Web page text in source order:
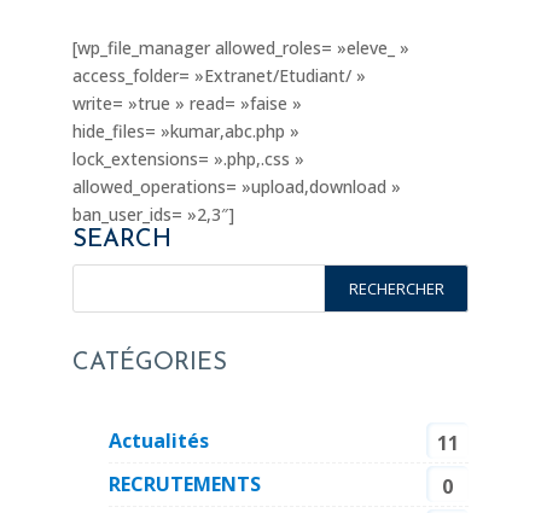
[wp_file_manager allowed_roles= »eleve_ »
access_folder= »Extranet/Etudiant/ »
write= »true » read= »faise »
hide_files= »kumar,abc.php »
lock_extensions= ».php,.css »
allowed_operations= »upload,download »
ban_user_ids= »2,3″]
SEARCH
CATÉGORIES
Actualités
11
RECRUTEMENTS
0